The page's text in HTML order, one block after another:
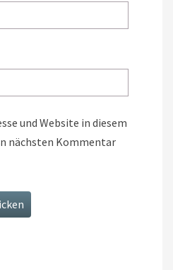
und Website in diesem
nächsten Kommentar